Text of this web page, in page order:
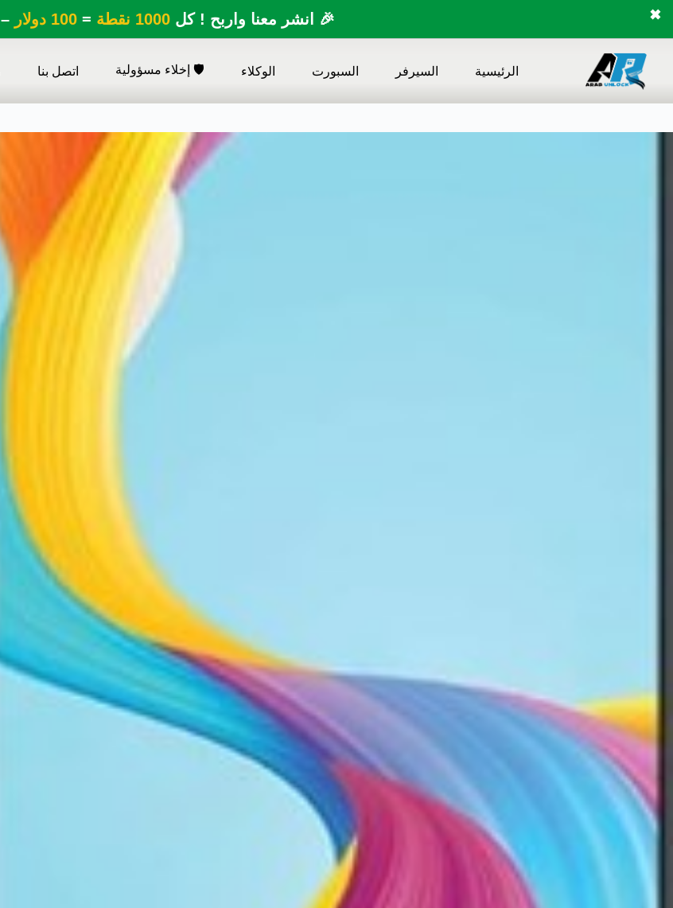
🎉 انشر معنا واربح ! كل1000 نقطة =100 دولار – ✖
المحتوى
الرئيسية السيرفر السبورت الوكلاء 🛡️ إخلاء مسؤولية اتصل بنا